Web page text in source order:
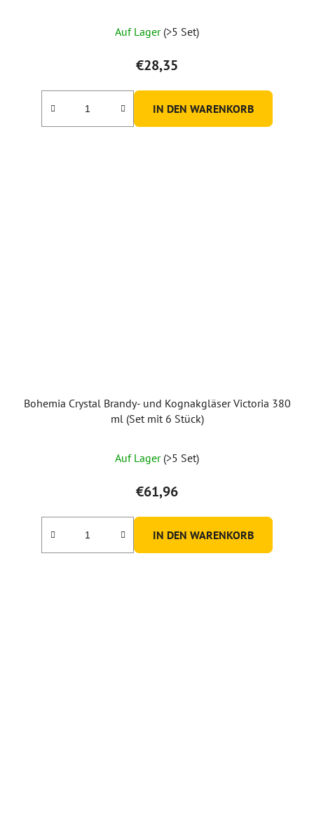
Auf Lager (>5 Set)
€28,35
IN DEN WARENKORB
Bohemia Crystal Brandy- und Kognakgläser Victoria 380
ml (Set mit 6 Stück)
Auf Lager (>5 Set)
€61,96
IN DEN WARENKORB